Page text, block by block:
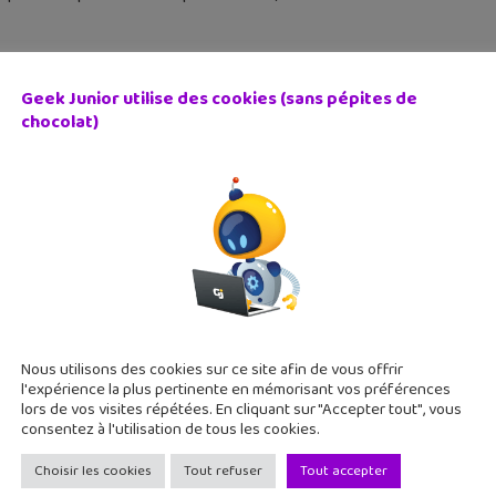
robotique, jeu vidéo : quels ateliers créatifs pour les
de printemps arrivent vite cette année avec son lot
la robotique ou créer un jeu vidéo. A Paris ou en province
le meilleur jeu vidéo et gagne le concours Code-Décode
Geek Junior utilise des cookies (sans pépites de
chocolat)
Nous utilisons des cookies sur ce site afin de vous offrir
l'expérience la plus pertinente en mémorisant vos préférences
lors de vos visites répétées. En cliquant sur "Accepter tout", vous
consentez à l'utilisation de tous les cookies.
Choisir les cookies Tout refuser Tout accepter